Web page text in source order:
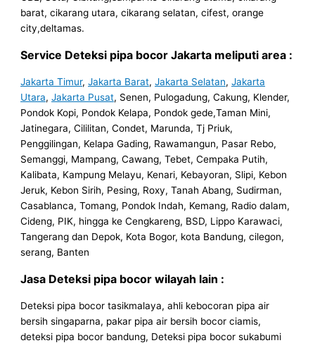
barat, cikarang utara, cikarang selatan, cifest, orange
city,deltamas.
Service Deteksi pipa bocor Jakarta meliputi area :
Jakarta Timur,Jakarta Barat,Jakarta Selatan,Jakarta
Utara,Jakarta Pusat, Senen, Pulogadung, Cakung, Klender,
Pondok Kopi, Pondok Kelapa, Pondok gede,Taman Mini,
Jatinegara, Cililitan, Condet, Marunda, Tj Priuk,
Penggilingan, Kelapa Gading, Rawamangun, Pasar Rebo,
Semanggi, Mampang, Cawang, Tebet, Cempaka Putih,
Kalibata, Kampung Melayu, Kenari, Kebayoran, Slipi, Kebon
Jeruk, Kebon Sirih, Pesing, Roxy, Tanah Abang, Sudirman,
Casablanca, Tomang, Pondok Indah, Kemang, Radio dalam,
Cideng, PIK, hingga ke Cengkareng, BSD, Lippo Karawaci,
Tangerang dan Depok, Kota Bogor, kota Bandung, cilegon,
serang, Banten
Jasa Deteksi pipa bocor wilayah lain :
Deteksi pipa bocor tasikmalaya, ahli kebocoran pipa air
bersih singaparna, pakar pipa air bersih bocor ciamis,
deteksi pipa bocor bandung, Deteksi pipa bocor sukabumi